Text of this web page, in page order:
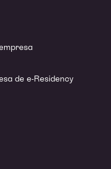
de e-Residency